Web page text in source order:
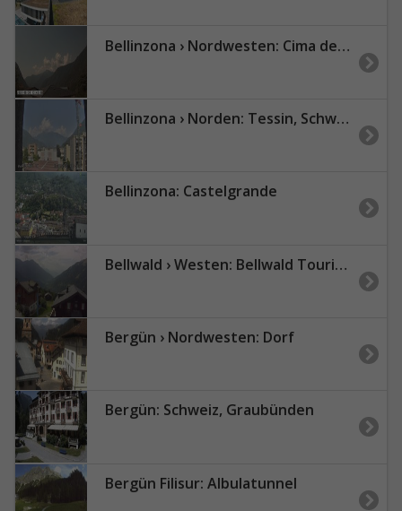
Bellinzona › Nordwesten: Cima dell'Uomo
Bellinzona › Norden: Tessin, Schweiz: Giubiasco Richtung 3 Castelli di
Bellinzona: Castelgrande
Bellwald › Westen: Bellwald Tourismus - Richinen
Bergün › Nordwesten: Dorf
Bergün: Schweiz, Graubünden
Bergün Filisur: Albulatunnel